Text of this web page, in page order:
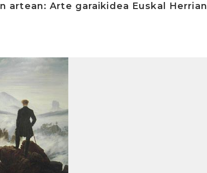
artean: Arte garaikidea Euskal Herrian